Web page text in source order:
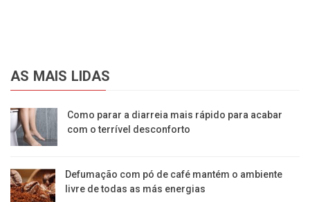
AS MAIS LIDAS
Como parar a diarreia mais rápido para acabar
com o terrível desconforto
Defumação com pó de café mantém o ambiente
livre de todas as más energias